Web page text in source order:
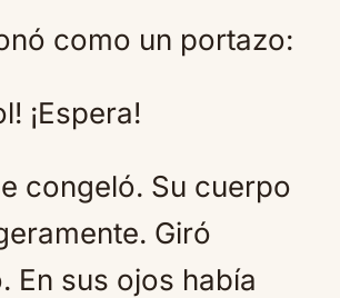
como un portazo:
¡Espera!
congeló. Su cuerpo
Giró
En sus ojos había